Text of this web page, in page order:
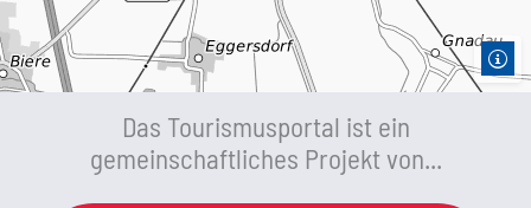
Das Tourismusportal ist ein
gemeinschaftliches Projekt von...